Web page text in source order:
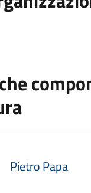
Pietro Papa